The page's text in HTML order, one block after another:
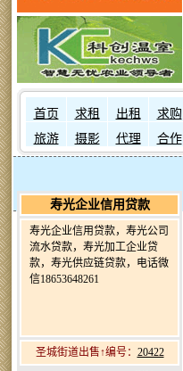
首页 求租 出租 求购
旅游
摄影 代理 合作
寿光企业信用贷款
寿光企业信用贷款，寿光公司
流水贷款，寿光加工企业贷
款，寿光供应链贷款，电话微
信18653648261
圣城街道出售↑编号： 20422